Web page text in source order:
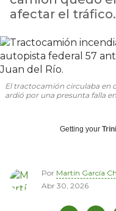
afectar el tráfico.
El tractocamión circulaba en
ardió por una presunta falla
Getting your
Por Martín García
Abr 30, 2026